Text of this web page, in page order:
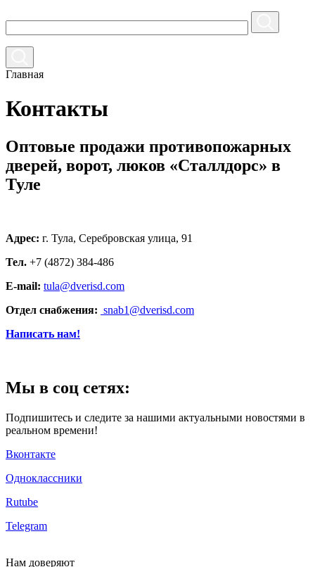
Главная
Контакты
Оптовые продажи противопожарных
дверей, ворот, люков «Сталлдорс» в
Туле
Адрес: г. Тула, Серебровская улица, 91
Тел. +7 (4872) 384-486
E-mail: tula@dverisd.com
Отдел снабжения: snab1@dverisd.com
Написать нам!
Мы в соц сетях:
Подпишитесь и следите за нашими актуальными новостями в
реальном времени!
Вконтакте
Одноклассники
Rutube
Telegram
Нам доверяют